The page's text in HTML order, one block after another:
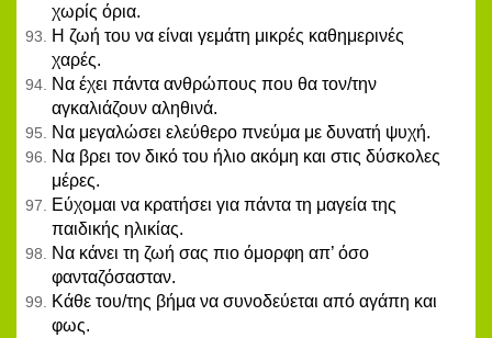
χωρίς όρια.
Η ζωή του να είναι γεμάτη μικρές καθημερινές
χαρές.
Να έχει πάντα ανθρώπους που θα τον/την
αγκαλιάζουν αληθινά.
Να μεγαλώσει ελεύθερο πνεύμα με δυνατή ψυχή.
Να βρει τον δικό του ήλιο ακόμη και στις δύσκολες
μέρες.
Εύχομαι να κρατήσει για πάντα τη μαγεία της
παιδικής ηλικίας.
Να κάνει τη ζωή σας πιο όμορφη απ’ όσο
φανταζόσασταν.
Κάθε του/της βήμα να συνοδεύεται από αγάπη και
φως.